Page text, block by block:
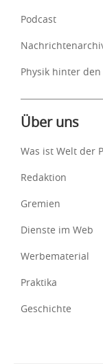
Podcast
Physik hinter
Über uns
Was ist Welt der
Redaktion
Gremien
Dienste im Web
Werbematerial
Praktika
Geschichte